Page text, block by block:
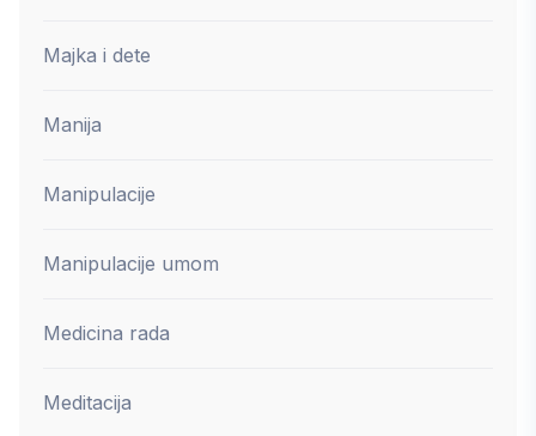
Majka i dete
Manija
Manipulacije
Manipulacije umom
Medicina rada
Meditacija